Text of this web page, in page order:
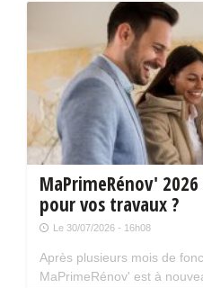
présence de Kev Adams et
MaPrimeRénov'
pour vos travaux ?
Le 30/07/2026 - 16h08
Après plusieurs mois de
MaPrimeRénov' est à